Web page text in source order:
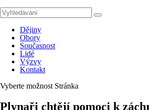
Dějiny
Obory
Současnost
Lidé
Výzvy
Kontakt
Vyberte možnost Stránka
Plynaři chtějí pomoci k